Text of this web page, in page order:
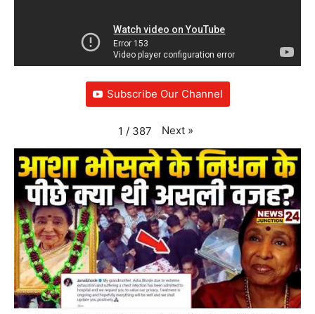
Subscribe Our Channel
1 / 387 Next »